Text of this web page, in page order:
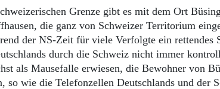
Grenze gibt es mit dem Ort
die ganz von Schweizer Territorium
der NS-Zeit für viele Verfolgte ein
durch die Schweiz nicht immer
als Mausefalle erwiesen, die Bewohner von
so wie die Telefonzellen Deutschlands und der